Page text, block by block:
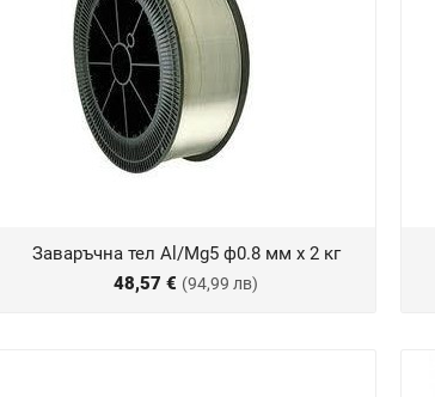
Заваръчна тел Al/Mg5 ф0.8 мм х 2 кг
48,57 € (94,99 лв)